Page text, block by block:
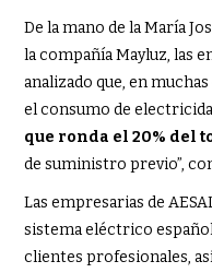
De la mano de la María
la compañía Mayluz, las
analizado que, en
el consumo de
que ronda el 20% del
de suministro previo”,
Las empresarias de
sistema eléctrico
clientes profesionales,